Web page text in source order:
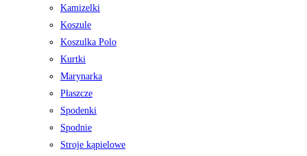
Kamizelki
Koszule
Koszulka Polo
Kurtki
Marynarka
Płaszcze
Spodenki
Spodnie
Stroje kąpielowe